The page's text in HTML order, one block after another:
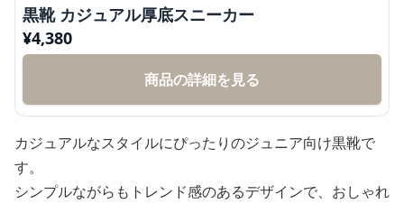
黒靴 カジュアル厚底スニーカー
¥4,380
商品の詳細を見る
カジュアルなスタイルにぴったりのジュニア向け黒靴で
す。
シンプルながらもトレンド感のあるデザインで、おしゃれ